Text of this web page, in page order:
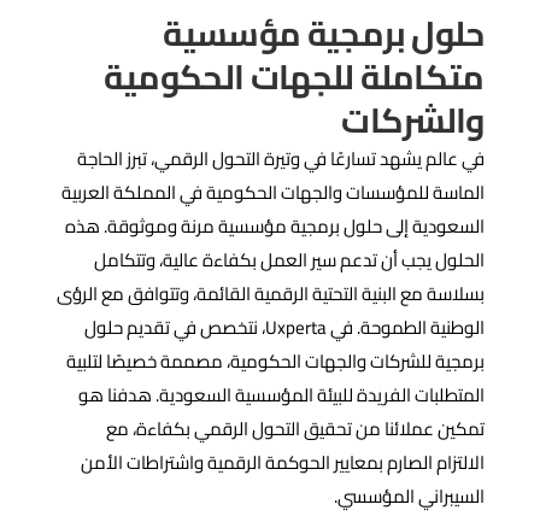
حلول برمجية مؤسسية
متكاملة للجهات الحكومية
والشركات
في عالم يشهد تسارعًا في وتيرة التحول الرقمي، تبرز الحاجة
الماسة للمؤسسات والجهات الحكومية في المملكة العربية
السعودية إلى حلول برمجية مؤسسية مرنة وموثوقة. هذه
الحلول يجب أن تدعم سير العمل بكفاءة عالية، وتتكامل
بسلاسة مع البنية التحتية الرقمية القائمة، وتتوافق مع الرؤى
الوطنية الطموحة.
في Uxperta، نتخصص في تقديم حلول
برمجية للشركات والجهات الحكومية، مصممة خصيصًا لتلبية
المتطلبات الفريدة للبيئة المؤسسية السعودية. هدفنا هو
تمكين عملائنا من تحقيق التحول الرقمي بكفاءة، مع
الالتزام الصارم بمعايير الحوكمة الرقمية واشتراطات الأمن
السيبراني المؤسسي.